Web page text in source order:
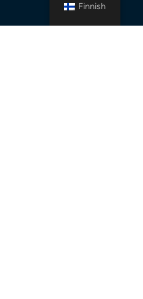
Finnish